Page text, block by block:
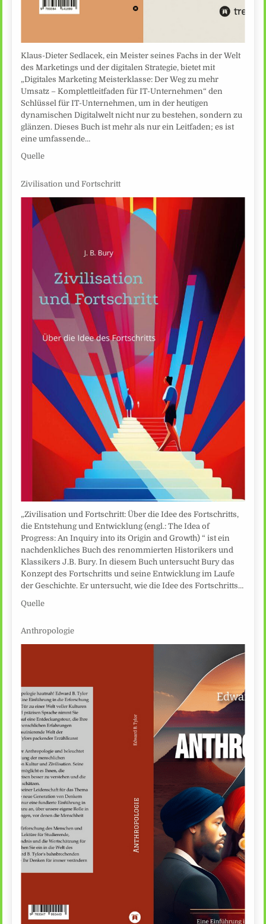
Klaus-Dieter Sedlacek, ein Meister seines Fachs in der Welt
des Marketings und der digitalen Strategie, bietet mit
„Digitales Marketing Meisterklasse: Der Weg zu mehr
Umsatz – Komplettleitfaden für IT-Unternehmen“ den
Schlüssel für IT-Unternehmen, um in der heutigen
dynamischen Digitalwelt nicht nur zu bestehen, sondern zu
glänzen. Dieses Buch ist mehr als nur ein Leitfaden; es ist
eine umfassende…
Quelle
Zivilisation und Fortschritt
„Zivilisation und Fortschritt: Über die Idee des Fortschritts,
die Entstehung und Entwicklung (engl.: The Idea of
Progress: An Inquiry into its Origin and Growth) “ ist ein
nachdenkliches Buch des renommierten Historikers und
Klassikers J.B. Bury. In diesem Buch untersucht Bury das
Konzept des Fortschritts und seine Entwicklung im Laufe
der Geschichte. Er untersucht, wie die Idee des Fortschritts…
Quelle
Anthropologie